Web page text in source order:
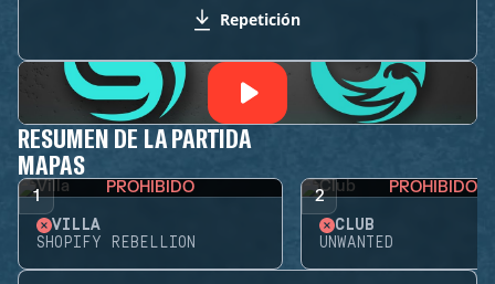
Repetición
RESUMEN DE LA PARTIDA
MAPAS
1 PROHIBIDO
VILLA
SHOPIFY REBELLION
2 PROHIBIDO
CLUB
UNWANTED